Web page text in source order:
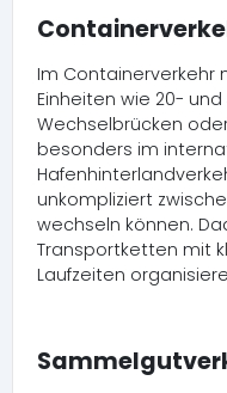
Im Containerverkehr
Einheiten wie 20-
Wechselbrücken
besonders im
unkompliziert
wechseln können.
Transportketten mit
Laufzeiten